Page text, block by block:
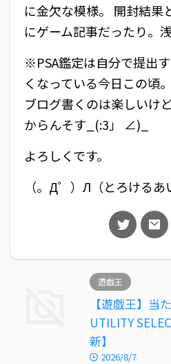
に金欠な模様。 開封結果
にゲーム記事だったり。
※PSA鑑定は自分で提出
くなっている今日この頃。
ブログ書くのは楽しいけ
からんそす_(:3」 ∠)_
よろしくです。
（。Д゜）Л（とろけるあ
遊戯王
【遊戯王】当
UTILITY
新】
2026/8/7